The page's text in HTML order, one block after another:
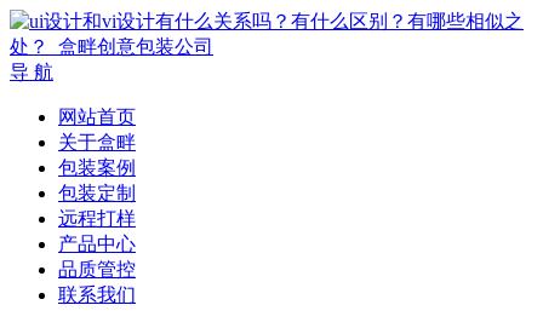
导 航
网站首页
关于盒畔
包装案例
包装定制
远程打样
产品中心
品质管控
联系我们